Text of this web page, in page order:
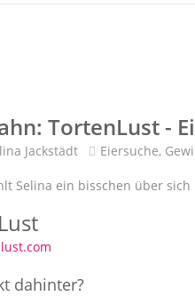
TortenLust -
Jackstädt Eiersuche,
Selina ein bisschen über sich
dahinter?